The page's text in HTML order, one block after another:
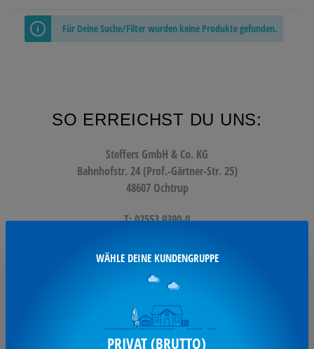
Für Deine Suche/Filter wurden keine Produkte gefunden.
SO ERREICHST DU UNS:
Steffers GmbH & Co. KG
Bahnhofstr. 24 (Prof.-Gärtner-Str. 25)
48607 Ochtrup
T: 02553 9390-0
info@steffers.de
UNSERE SERVICES:
WÄHLE DEINE KUNDENGRUPPE
PRIVAT (BRUTTO)